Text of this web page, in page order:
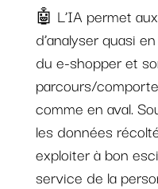
🤖 L’IA permet
d’analyser quasi
du e-shopper et
parcours/
comme en aval.
les données
exploiter à bon
service de la